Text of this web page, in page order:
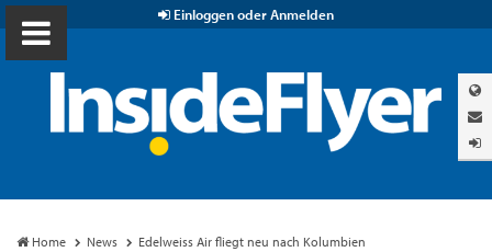
Einloggen oder Anmelden
Home News Edelweiss Air fliegt neu nach Kolumbien